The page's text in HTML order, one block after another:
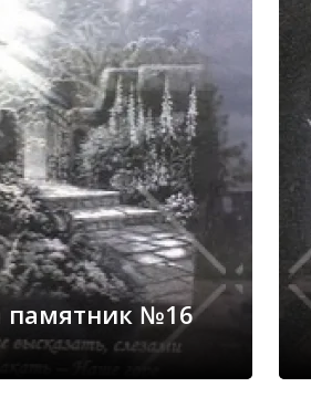
памятник №16